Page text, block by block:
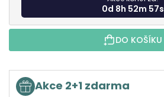
0d 8h 52m 56s
DO KOŠÍKU
Akce 2+1 zdarma